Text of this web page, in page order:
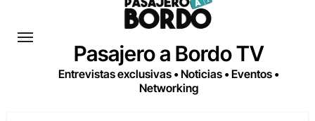
Pasajero a Bordo TV
Entrevistas exclusivas • Noticias • Eventos •
Networking